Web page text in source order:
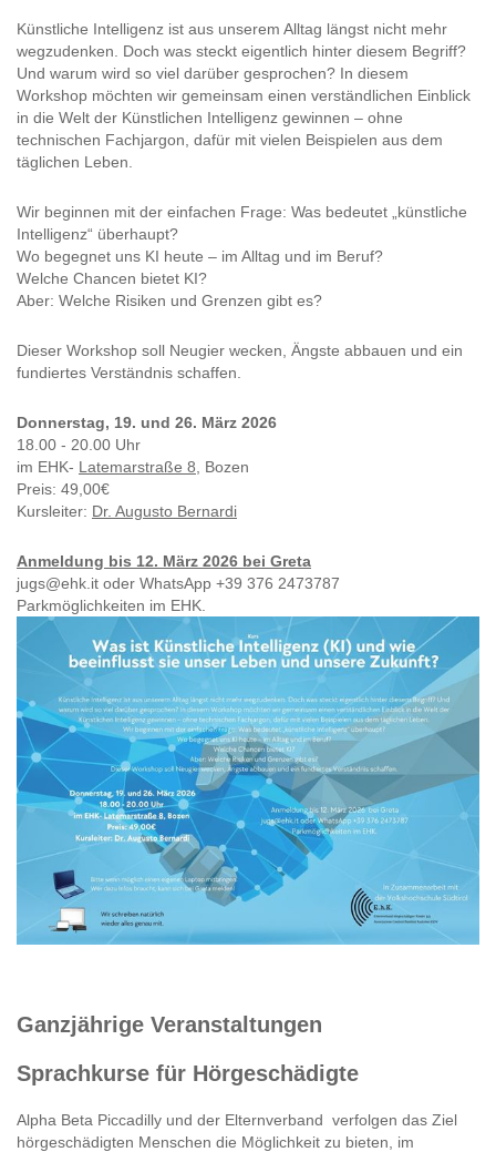
Künstliche Intelligenz ist aus unserem Alltag längst nicht mehr
wegzudenken. Doch was steckt eigentlich hinter diesem Begriff?
Und warum wird so viel darüber gesprochen? In diesem
Workshop möchten wir gemeinsam einen verständlichen Einblick
in die Welt der Künstlichen Intelligenz gewinnen – ohne
technischen Fachjargon, dafür mit vielen Beispielen aus dem
täglichen Leben.
Wir beginnen mit der einfachen Frage: Was bedeutet „künstliche
Intelligenz“ überhaupt?
Wo begegnet uns KI heute – im Alltag und im Beruf?
Welche Chancen bietet KI?
Aber: Welche Risiken und Grenzen gibt es?
Dieser Workshop soll Neugier wecken, Ängste abbauen und ein
fundiertes Verständnis schaffen.
Donnerstag, 19. und 26. März 2026
18.00 - 20.00 Uhr
im EHK- Latemarstraße 8,
Bozen
Preis: 49,00€
Kursleiter: Dr. Augusto Bernardi
Anmeldung bis 12. März 2026 bei Greta
jugs@ehk.it oder WhatsApp +39 376 2473787
Parkmöglichkeiten im EHK.
Ganzjährige Veranstaltungen
Sprachkurse für Hörgeschädigte
Alpha Beta Piccadilly und der Elternverband verfolgen das Ziel
hörgeschädigten Menschen die Möglichkeit zu bieten, im